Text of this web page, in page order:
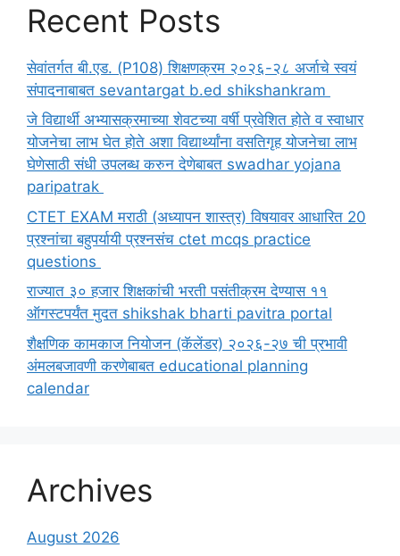
Recent Posts
सेवांतर्गत बी.एड. (P108) शिक्षणक्रम २०२६-२८ अर्जाचे स्वयं
संपादनाबाबत sevantargat b.ed shikshankram
जे विद्यार्थी अभ्यासक्रमाच्या शेवटच्या वर्षी प्रवेशित होते व स्वाधार
योजनेचा लाभ घेत होते अशा विद्यार्थ्यांना वसतिगृह योजनेचा लाभ
घेणेसाठी संधी उपलब्ध करुन देणेबाबत swadhar yojana
paripatrak
CTET EXAM मराठी (अध्यापन शास्त्र) विषयावर आधारित 20
प्रश्नांचा बहुपर्यायी प्रश्नसंच ctet mcqs practice
questions
राज्यात ३० हजार शिक्षकांची भरती पसंतीक्रम देण्यास ११
ऑगस्टपर्यंत मुदत shikshak bharti pavitra portal
शैक्षणिक कामकाज नियोजन (कॅलेंडर) २०२६-२७ ची प्रभावी
अंमलबजावणी करणेबाबत educational planning
calendar
Archives
August 2026